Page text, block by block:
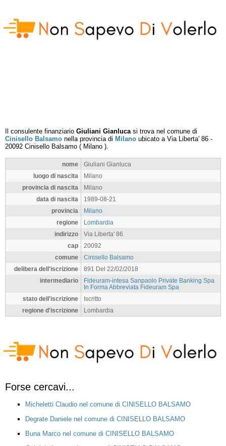
Il consulente finanziario Giuliani Gianlucasi trova nel comune di
Cinisello Balsamo nella provincia di Milano ubicato a Via Liberta' 86 -
20092 Cinisello Balsamo ( Milano ).
nome
Giuliani Gianluca
luogo di nascita
Milano
provincia di nascita
Milano
data di nascita
1989-08-21
provincia
Milano
regione
Lombardia
indirizzo
Via Liberta' 86
cap
20092
comune
Cinisello Balsamo
delibera dell'iscrizione
891 Del 22/02/2018
intermediario
Fideuram-intesa Sanpaolo Private Banking Spa
In Forma Abbreviata Fideuram Spa
stato dell'iscrizione
Iscritto
regione d'iscrizione
Lombardia
Forse cercavi...
Micheletti Claudio nel comune di CINISELLO BALSAMO
Degrate Daniele nel comune di CINISELLO BALSAMO
Buna Marco nel comune di CINISELLO BALSAMO